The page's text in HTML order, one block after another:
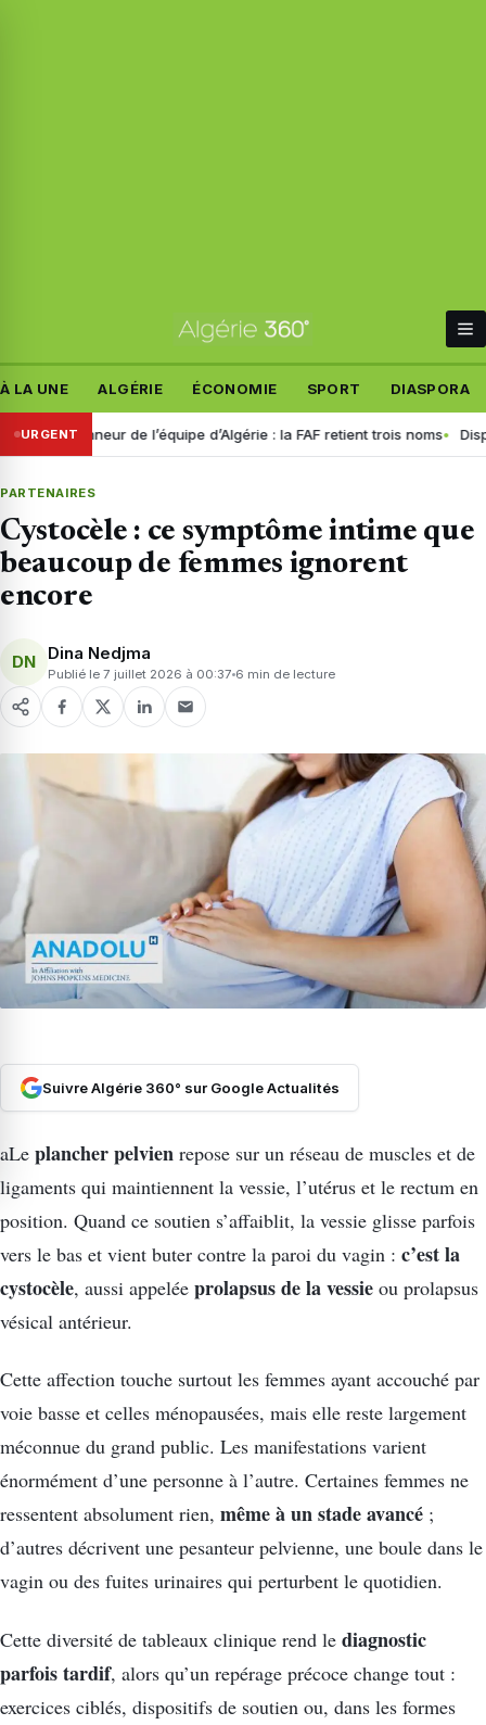
À LA UNE ALGÉRIE ÉCONOMIE SPORT DIASPORA
URGENTde l’équipe d’Algérie : la FAF retient trois noms Disparition de
PARTENAIRES
Cystocèle : ce symptôme intime que
beaucoup de femmes ignorent
encore
DN Dina Nedjma
Publié le 7 juillet 2026 à 00:37 6 min de lecture
Suivre Algérie 360° sur Google Actualités
aLe plancher pelvien repose sur un réseau de muscles et de
ligaments qui maintiennent la vessie, l’utérus et le rectum en
position. Quand ce soutien s’affaiblit, la vessie glisse parfois
vers le bas et vient buter contre la paroi du vagin : c’est la
cystocèle, aussi appelée prolapsus de la vessie ou prolapsus
vésical antérieur.
Cette affection touche surtout les femmes ayant accouché par
voie basse et celles ménopausées, mais elle reste largement
méconnue du grand public. Les manifestations varient
énormément d’une personne à l’autre. Certaines femmes ne
ressentent absolument rien, même à un stade avancé ;
d’autres décrivent une pesanteur pelvienne, une boule dans le
vagin ou des fuites urinaires qui perturbent le quotidien.
Cette diversité de tableaux clinique rend le diagnostic
parfois tardif, alors qu’un repérage précoce change tout :
exercices ciblés, dispositifs de soutien ou, dans les formes